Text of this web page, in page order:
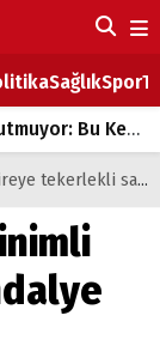
SağlıkSpor
de Mem u Zîn Oldu!
yük
sandalye hediye etti